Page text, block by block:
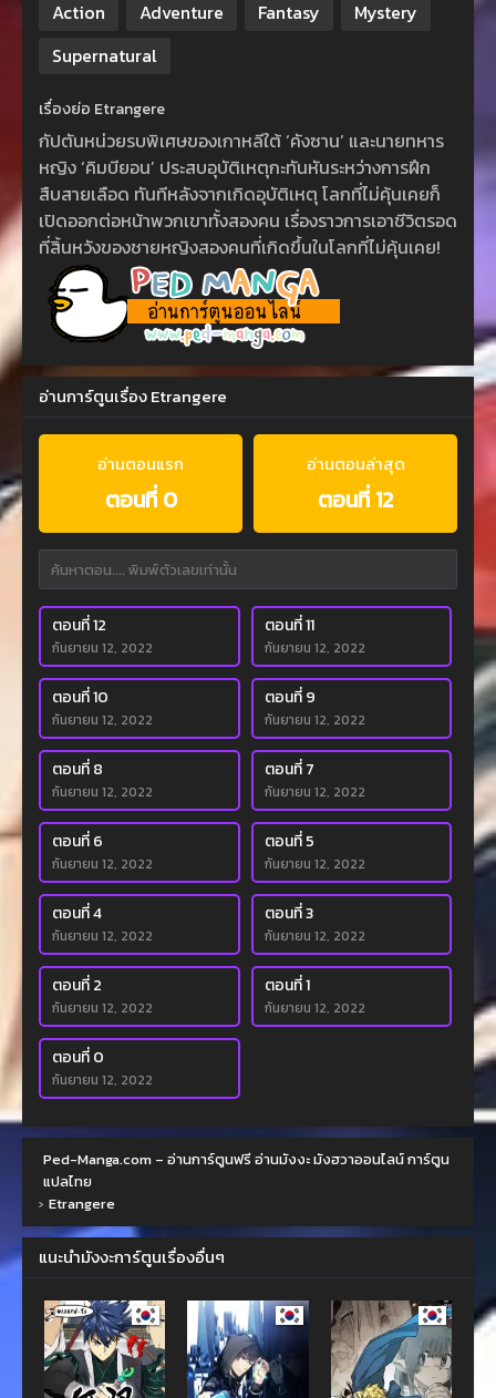
Action Adventure Fantasy
Mystery
Supernatural
เรื่องย่อ Etrangere
กัปตันหน่วยรบพิเศษของเกาหลีใต้ ‘คังซาน’ และนายทหาร
หญิง ‘คิมบียอน’ ประสบอุบัติเหตุกะทันหันระหว่างการฝึก
สืบสายเลือด ทันทีหลังจากเกิดอุบัติเหตุ โลกที่ไม่คุ้นเคยก็
เปิดออกต่อหน้าพวกเขาทั้งสองคน เรื่องราวการเอาชีวิตรอด
ที่สิ้นหวังของชายหญิงสองคนที่เกิดขึ้นในโลกที่ไม่คุ้นเคย!
อ่านการ์ตูนเรื่อง Etrangere
อ่านตอนแรก
ตอนที่ 0
อ่านตอนล่าสุด
ตอนที่ 12
ตอนที่ 12
กันยายน 12, 2022
ตอนที่ 11
กันยายน 12, 2022
ตอนที่ 10
กันยายน 12, 2022
ตอนที่ 9
กันยายน 12, 2022
ตอนที่ 8
กันยายน 12, 2022
ตอนที่ 7
กันยายน 12, 2022
ตอนที่ 6
กันยายน 12, 2022
ตอนที่ 5
กันยายน 12, 2022
ตอนที่ 4
กันยายน 12, 2022
ตอนที่ 3
กันยายน 12, 2022
ตอนที่ 2
กันยายน 12, 2022
ตอนที่ 1
กันยายน 12, 2022
ตอนที่ 0
กันยายน 12, 2022
Ped-Manga.com – อ่านการ์ตูนฟรี อ่านมังงะ มังฮวาออนไลน์ การ์ตูน
แปลไทย
› Etrangere
แนะนำมังงะการ์ตูนเรื่องอื่นๆ